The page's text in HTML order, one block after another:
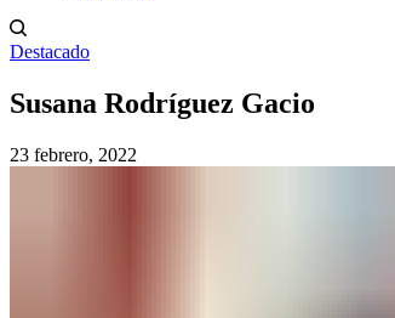
Destacado
Susana Rodríguez Gacio
23 febrero, 2022